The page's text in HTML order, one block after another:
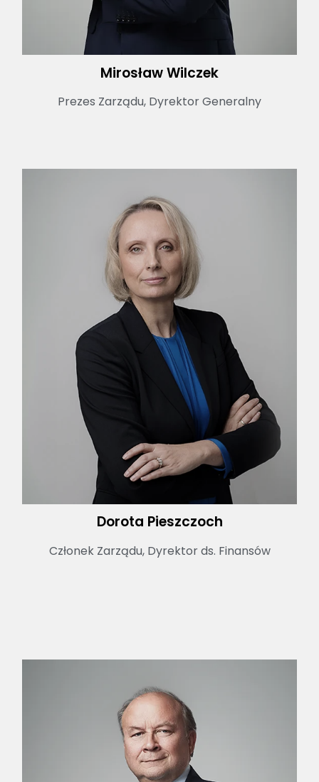
Mirosław Wilczek
Prezes Zarządu, Dyrektor Generalny
Dorota Pieszczoch
Członek Zarządu, Dyrektor ds. Finansów